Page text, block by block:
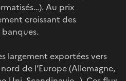
Au prix
croissant des
largement exportées vers
de l’Europe (Allemagne,